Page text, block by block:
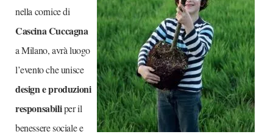
nella cornice di
Cascina Cuccagna
a Milano, avrà luogo
l’evento che unisce
design e produzioni
responsabiliper il
benessere sociale e